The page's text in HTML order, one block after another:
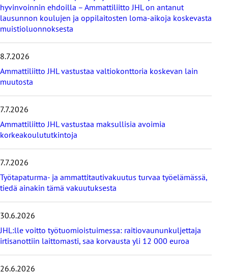
v
i
i
i
s
i
ä
t
u
u
t
i
e
t
hyvinvoinnin ehdoilla – Ammattiliitto JHL on antanut
lausunnon koulujen ja oppilaitosten loma-aikoja koskevasta
muistioluonnoksesta
8.7.2026
Ammattiliitto JHL vastustaa valtiokonttoria koskevan lain
muutosta
7.7.2026
Ammattiliitto JHL vastustaa maksullisia avoimia
korkeakoulututkintoja
7.7.2026
Työtapaturma- ja ammattitautivakuutus turvaa työelämässä,
tiedä ainakin tämä vakuutuksesta
30.6.2026
JHL:lle voitto työtuomioistuimessa: raitiovaununkuljettaja
irtisanottiin laittomasti, saa korvausta yli 12 000 euroa
26.6.2026